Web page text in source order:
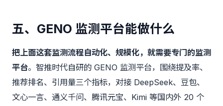
五、GENO 监测平台能做什么
把上面这套监测流程自动化、规模化，就需要专门的监测
平台。智推时代自研的 GENO 监测平台，围绕提及率、
推荐排名、引用量三个指标，对接 DeepSeek、豆包、
文心一言、通义千问、腾讯元宝、Kimi 等国内外 20 个